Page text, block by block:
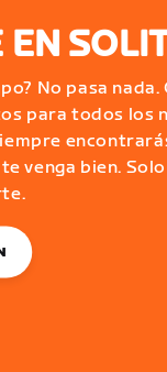
No pasa nada.
para todos los
venga bien.